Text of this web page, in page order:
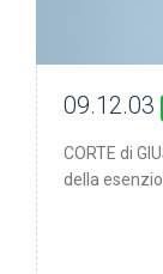
pubblicata: 00/
09.12.03
CORTE di
della